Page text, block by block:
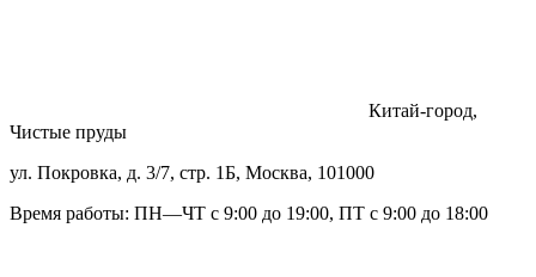
Китай-город,
Чистые пруды
ул. Покровка, д. 3/7, стр. 1Б, Москва, 101000
Время работы: ПН—ЧТ с 9:00 до 19:00, ПТ с 9:00 до 18:00